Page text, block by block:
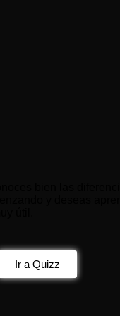
Ir a Quizz